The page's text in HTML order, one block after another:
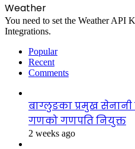
Weather
You need to set the Weather API
Integrations.
Popular
Recent
Comments
बाग्लुङका प्रमुख सेनानी
गणको गणपति नियुक्त
2 weeks ago